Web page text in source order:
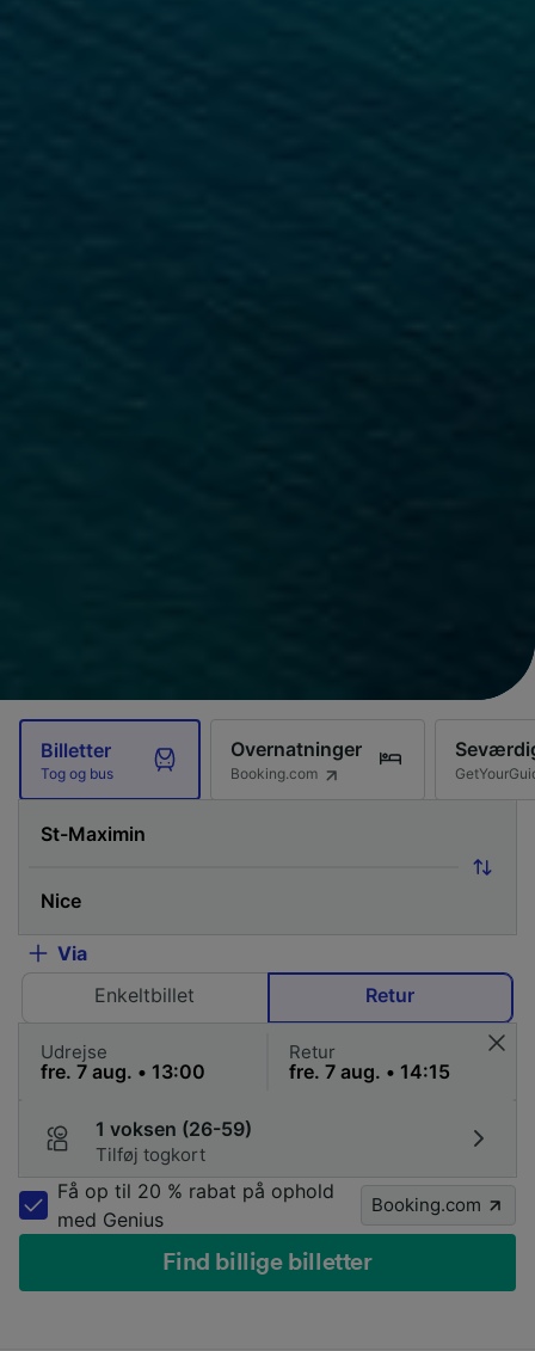
Billetter
Tog og bus
Overnatninger
Booking.com
Via
Enkeltbillet
Retur
Udrejse Retur
1 voksen (26-59)
Tilføj togkort
Få op til 20 % rabat på ophold
med Genius
Booking.com
Find billige billetter